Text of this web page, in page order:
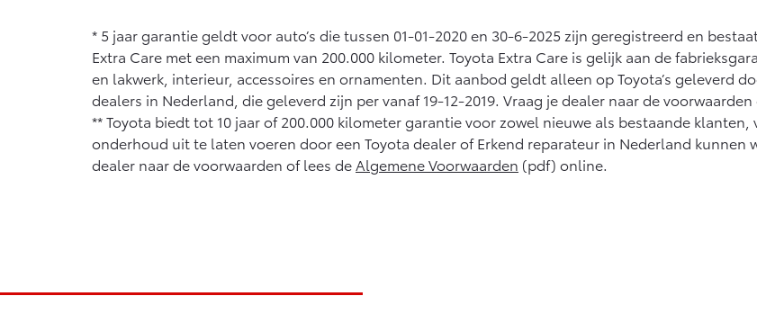
* 5 jaar garantie geldt voor auto’s die tussen 01-01-2020 en 30-6-2025 zijn geregistreerd en
Extra Care met een maximum van 200.000 kilometer. Toyota Extra Care is gelijk aan de
en lakwerk, interieur, accessoires en ornamenten. Dit aanbod geldt alleen op Toyota’s geleverd
dealers in Nederland, die geleverd zijn per vanaf 19-12-2019. Vraag je dealer naar de
** Toyota biedt tot 10 jaar of 200.000 kilometer garantie voor zowel nieuwe als bestaande
onderhoud uit te laten voeren door een Toyota dealer of Erkend reparateur in Nederland kunnen
dealer naar de voorwaarden of lees de Algemene Voorwaarden (pdf) online.